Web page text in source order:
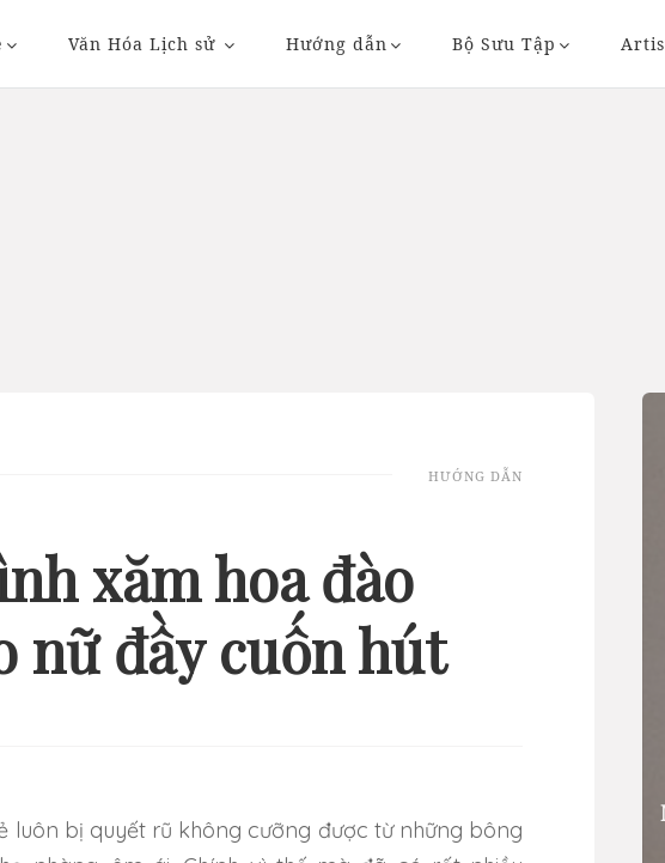
Văn Hóa Lịch sử Hướng dẫn Bộ Sưu Tập
HƯỚNG DẪN
xăm hoa đào
nữ đầy cuốn hút
MỚI BẮT ĐẦU